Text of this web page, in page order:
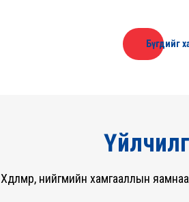
Бүгдийг
Хөдөлмөр, нийгмийн хамгааллын